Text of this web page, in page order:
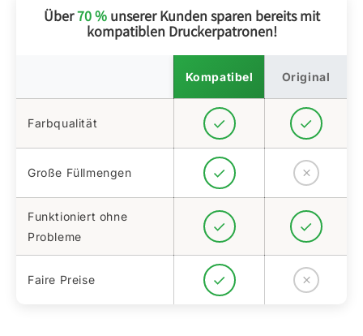
Über70 %unserer Kunden sparen bereits mit
kompatiblen Druckerpatronen!
Kompatibel Original
Farbqualität
Große Füllmengen
Funktioniert ohne
Probleme
Faire Preise